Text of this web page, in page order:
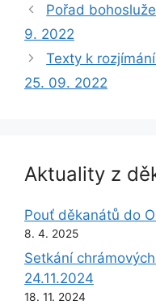
Pořad
9. 2022
Texty k
25. 09. 2022
Aktuality z
Pouť děkanátů do
8. 4. 2025
Setkání
24.11.2024
18. 11. 2024